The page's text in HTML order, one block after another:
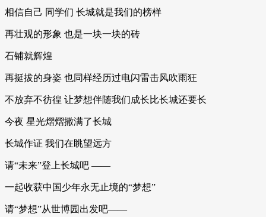
相信自己 同学们 长城就是我们的榜样
再壮观的形象 也是一块一块的砖
石铺就辉煌
再挺拔的身姿 也同样经历过电闪雷击风吹雨狂
不放弃不彷徨 让梦想伴随我们成长比长城还要长
今夜 星光熠熠撒满了长城
长城作证 我们在眺望远方
请“未来”登上长城吧 ——
一起收获中国少年永无止境的“梦想”
请“梦想”从世博园出发吧——